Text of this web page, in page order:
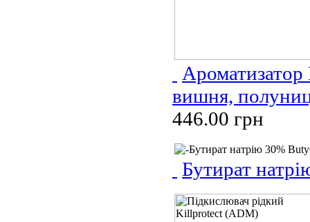
вишня,
446.00 грн
Бутират